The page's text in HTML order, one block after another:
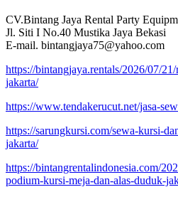
CV.Bintang Jaya Rental Party
Jl. Siti I No.40 Mustika Jaya Bekasi
E-mail. bintangjaya75@yahoo.com
https://bintangjaya.rentals/2026/07/
jakarta/
https://www.tendakerucut.net/jasa-
https://sarungkursi.com/sewa-kursi-
jakarta/
https://bintangrentalindonesia.com/
podium-kursi-meja-dan-alas-duduk-